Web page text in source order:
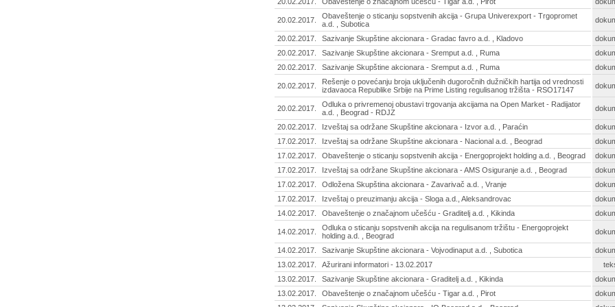
20.02.2017.
Obaveštenje o sticanju sopstvenih akcija - Grupa Univerexport - Trgopromet
a.d. , Subotica
20.02.2017. Sazivanje Skupštine akcionara - Gradac favro a.d. , Kladovo
20.02.2017.
Sazivanje Skupštine akcionara - Sremput a.d. , Ruma
20.02.2017.
Sazivanje Skupštine akcionara - Sremput a.d. , Ruma
20.02.2017.
Rešenje o povećanju broja uključenih dugoročnih dužničkih hartija od vrednosti
izdavaoca Republike Srbije na Prime Listing regulisanog tržišta - RSO17147
20.02.2017.
Odluka o privremenoj obustavi trgovanja akcijama na Open Market - Radijator
a.d. , Beograd - RDJZ
20.02.2017. Izveštaj sa održane Skupštine akcionara - Izvor a.d. , Paraćin
17.02.2017.
Izveštaj sa održane Skupštine akcionara - Nacional a.d. , Beograd
17.02.2017.
Obaveštenje o sticanju sopstvenih akcija - Energoprojekt holding a.d. , Beograd
17.02.2017.
Izveštaj sa održane Skupštine akcionara - AMS Osiguranje a.d. , Beograd
17.02.2017.
Odložena Skupština akcionara - Zavarivač a.d. , Vranje
17.02.2017.
Izveštaj o preuzimanju akcija - Sloga a.d., Aleksandrovac
14.02.2017.
Obaveštenje o značajnom učešću - Graditelj a.d. , Kikinda
14.02.2017.
Odluka o sticanju sopstvenih akcija na regulisanom tržištu - Energoprojekt
holding a.d. , Beograd
14.02.2017. Sazivanje Skupštine akcionara - Vojvodinaput a.d. , Subotica
13.02.2017.
Ažurirani informatori - 13.02.2017
13.02.2017.
Sazivanje Skupštine akcionara - Graditelj a.d. , Kikinda
13.02.2017.
Obaveštenje o značajnom učešću - Tigar a.d. , Pirot